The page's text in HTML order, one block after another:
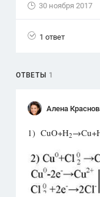
ответа
1551 ответ
280 ответов
30 ноября 2017
1 ответ
ОТВЕТЫ 1
Алена
1) CuO+H2